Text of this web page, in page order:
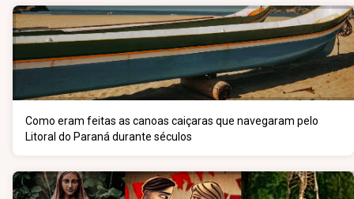
Como eram feitas as canoas caiçaras que navegaram pelo
Litoral do Paraná durante séculos